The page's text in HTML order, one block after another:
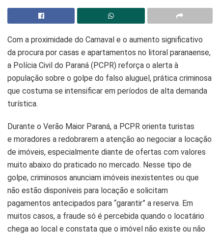
Com a proximidade do Carnaval e o aumento significativo
da procura por casas e apartamentos no litoral paranaense,
a Polícia Civil do Paraná (PCPR) reforça o alerta à
população sobre o golpe do falso aluguel, prática criminosa
que costuma se intensificar em períodos de alta demanda
turística.
Durante o Verão Maior Paraná, a PCPR orienta turistas
e moradores a redobrarem a atenção ao negociar a locação
de imóveis, especialmente diante de ofertas com valores
muito abaixo do praticado no mercado. Nesse tipo de
golpe, criminosos anunciam imóveis inexistentes ou que
não estão disponíveis para locação e solicitam
pagamentos antecipados para “garantir” a reserva. Em
muitos casos, a fraude só é percebida quando o locatário
chega ao local e constata que o imóvel não existe ou não